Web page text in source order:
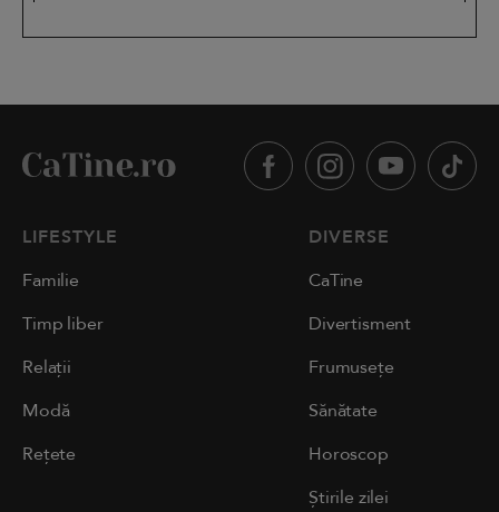
LIFESTYLE
Familie
Timp liber
Relații
Modă
Rețete
DIVERSE
CaTine
Divertisment
Frumusețe
Sănătate
Horoscop
Știrile zilei